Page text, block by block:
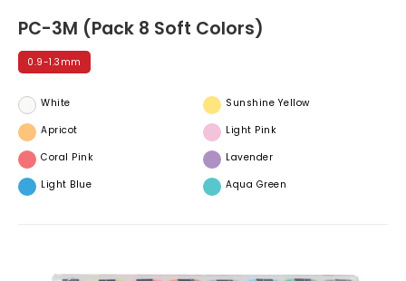
PC-3M (Pack 8 Soft Colors)
0.9-1.3mm
White
Sunshine Yellow
Apricot
Light Pink
Coral Pink
Lavender
Light Blue
Aqua Green